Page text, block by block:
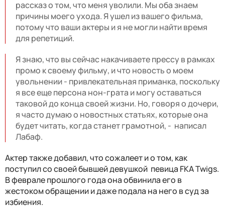
рассказ о том, что меня уволили. Мы оба знаем
причины моего ухода. Я ушел из вашего фильма,
потому что ваши актеры и я не могли найти время
для репетиций.
Я знаю, что вы сейчас накачиваете прессу в рамках
промо к своему фильму, и что новость о моем
увольнении - привлекательная приманка, поскольку
я все еще персона нон-грата и могу оставаться
таковой до конца своей жизни. Но, говоря о дочери,
я часто думаю о новостных статьях, которые она
будет читать, когда станет грамотной, - написал
Лабаф.
Актер также добавил, что сожалеет и о том, как
поступил со своей бывшей девушкой певица FKA Twigs.
В феврале прошлого года она обвинила его в
жестоком обращении и даже подала на него в суд за
избиения.